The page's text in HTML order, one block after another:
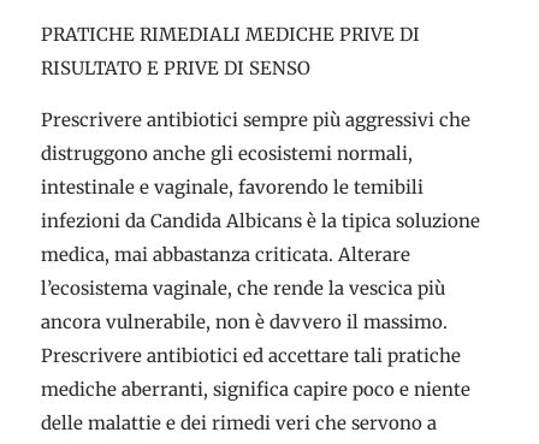
PRATICHE RIMEDIALI MEDICHE PRIVE DI
RISULTATO E PRIVE DI SENSO
Prescrivere antibiotici sempre più aggressivi che
distruggono anche gli ecosistemi normali,
intestinale e vaginale, favorendo le temibili
infezioni da Candida Albicans è la tipica soluzione
medica, mai abbastanza criticata. Alterare
l’ecosistema vaginale, che rende la vescica più
ancora vulnerabile, non è davvero il massimo.
Prescrivere antibiotici ed accettare tali pratiche
mediche aberranti, significa capire poco e niente
delle malattie e dei rimedi veri che servono a